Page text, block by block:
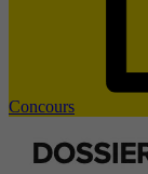
Concours